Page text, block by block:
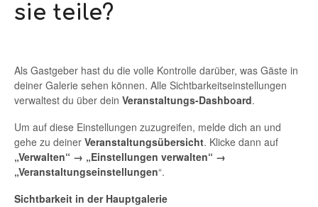
sie teile?
Als Gastgeber hast du die volle Kontrolle darüber, was Gäste in
deiner Galerie sehen können. Alle Sichtbarkeitseinstellungen
verwaltest du über dein Veranstaltungs-Dashboard.
Um auf diese Einstellungen zuzugreifen, melde dich an und
gehe zu deiner Veranstaltungsübersicht. Klicke dann auf
„Verwalten“ → „Einstellungen verwalten“ →
„Veranstaltungseinstellungen“.
Sichtbarkeit in der Hauptgalerie